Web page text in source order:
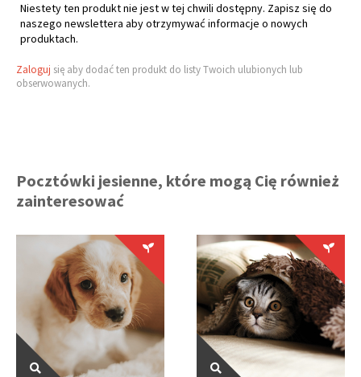
Niestety ten produkt nie jest w tej chwili dostępny. Zapisz się do
naszego newslettera aby otrzymywać informacje o nowych
produktach.
Zaloguj się aby dodać ten produkt do listy Twoich ulubionych lub
obserwowanych.
Pocztówki jesienne, które mogą Cię również
zainteresować